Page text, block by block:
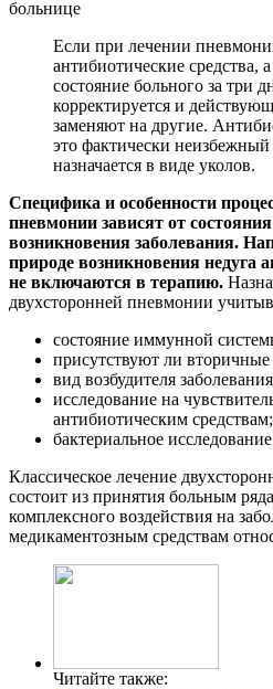
больнице
Если при лечении
антибиотические средства,
состояние больного за три
корректируется и
заменяют на другие.
это фактически
назначается в виде уколов.
Специфика и особенности
пневмонии зависят от
возникновения заболевания.
природе возникновения недуга
не включаются в терапию.
двухсторонней пневмонии
состояние иммунной
присутствуют ли вторичные
вид возбудителя
исследование на
антибиотическим средствам;
бактериальное
Классическое лечение
состоит из принятия больным
комплексного воздействия на
медикаментозным средствам
Читайте также: